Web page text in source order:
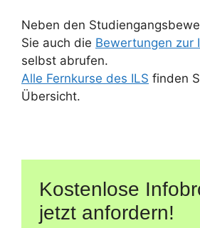
Neben den
Sie auch die Bewertungen zur
selbst abrufen.
Alle Fernkurse des ILS finden
Übersicht.
Kostenlose
jetzt anfordern!